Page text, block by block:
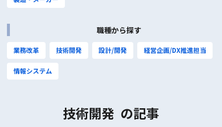
個人情報保護方針 ISMS基本方針 品質方針
職種から探す
業務改革 技術開発 設計/開発 経営企画/DX推進担当
情報システム
技術開発 の記事